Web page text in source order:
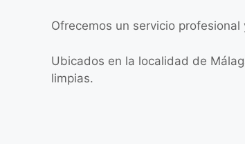
Ofrecemos un servicio
Ubicados en la localidad de
limpias.